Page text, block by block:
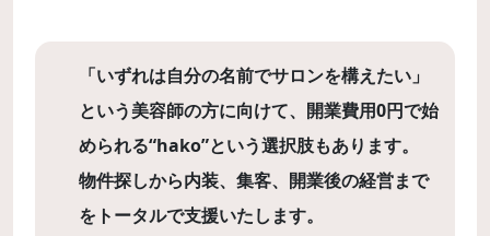
「いずれは自分の名前でサロンを構えたい」
という美容師の方に向けて、開業費用0円で始
められる“hako”という選択肢もあります。
物件探しから内装、集客、開業後の経営まで
をトータルで支援いたします。